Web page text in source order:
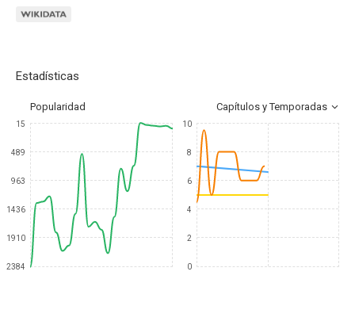
Estadísticas
Popularidad Capítulos y Temporadas
15
489
963
1436
1910
2384
10
8
6
4
2
0